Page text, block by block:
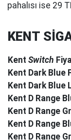
pahalısı ise 29
KENT
Kent Switch
Kent Dark Blue
Kent Dark Blue
Kent D Range
Kent D Range
Kent D Range
Kent D Range